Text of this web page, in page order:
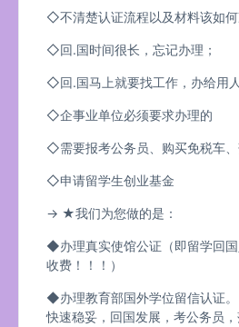
◇不清楚认证流程以及材料该如何
◇回.国时间很长，忘记办理；
◇回.国马上就要找工作，办给
◇企事业单位必须要求办理的
◇需要报考公务员、购买免税车、
◇申请留学生创业基金
→ ★我们为您做的是：
◆办理真实使馆公证（即留学回
收费！！！）
◆办理教育部国外学位留信认证。
快速稳妥，回国发展，考公务员